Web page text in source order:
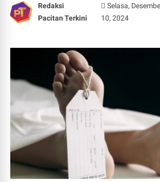
Redaksi
Pacitan Terkini
Selasa,
10, 2024